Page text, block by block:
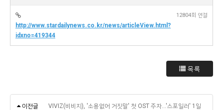
http://www.stardailynews.co.kr/news/articleView.html?
idxno=419344
12804회 연결
목록
이전글
VIVIZ(비비지), '소용없어 거짓말' 첫 OST 주자…'스포일러' 1일